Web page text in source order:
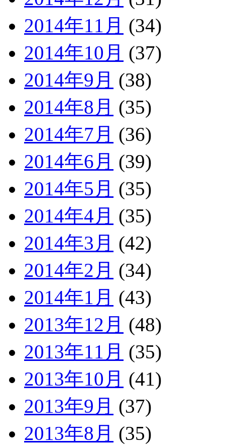
2014年11月 (34)
2014年10月 (37)
2014年9月 (38)
2014年8月 (35)
2014年7月 (36)
2014年6月 (39)
2014年5月 (35)
2014年4月 (35)
2014年3月 (42)
2014年2月 (34)
2014年1月 (43)
2013年12月 (48)
2013年11月 (35)
2013年10月 (41)
2013年9月 (37)
2013年8月 (35)